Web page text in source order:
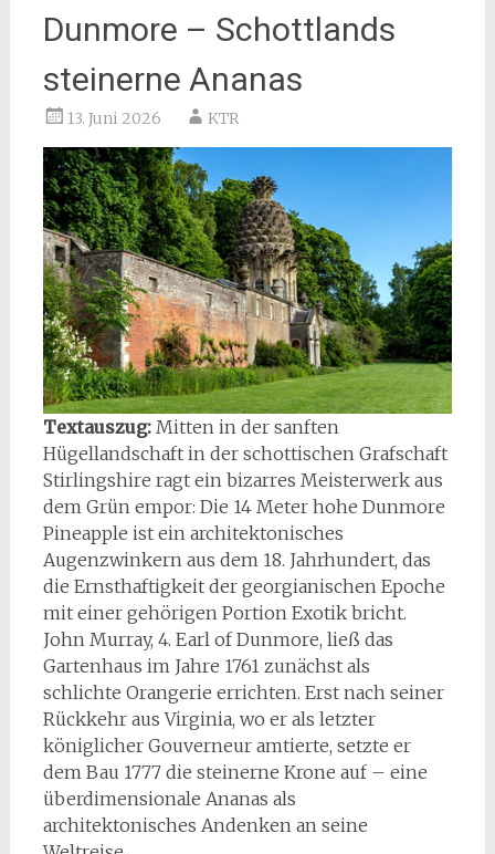
Dunmore – Schottlands
steinerne Ananas
13. Juni 2026 KTR
Textauszug: Mitten in der sanften
Hügellandschaft in der schottischen Grafschaft
Stirlingshire ragt ein bizarres Meisterwerk aus
dem Grün empor: Die 14 Meter hohe Dunmore
Pineapple ist ein architektonisches
Augenzwinkern aus dem 18. Jahrhundert, das
die Ernsthaftigkeit der georgianischen Epoche
mit einer gehörigen Portion Exotik bricht.
John Murray, 4. Earl of Dunmore, ließ das
Gartenhaus im Jahre 1761 zunächst als
schlichte Orangerie errichten. Erst nach seiner
Rückkehr aus Virginia, wo er als letzter
königlicher Gouverneur amtierte, setzte er
dem Bau 1777 die steinerne Krone auf – eine
überdimensionale Ananas als
architektonisches Andenken an seine